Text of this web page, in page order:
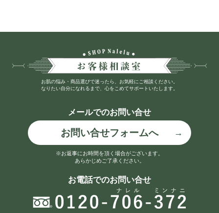
お肌の悩み・商品選びで迷ったら、お気軽にご相談ください。
なりたい自分になれるまで、心をこめてサポートいたします。
メールでのお問い合せ
お問い合せフォームへ
※お返事にお時間を頂く場合がございます。
あらかじめご了承ください。
お電話でのお問い合せ